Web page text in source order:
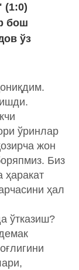
(1:0)
бош
ўз
ўринлар
жон
Биз
ҳаракат
ҳал
ўтказиш?